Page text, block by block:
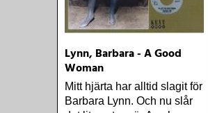
Lynn, Barbara - A Good
Woman
Mitt hjärta har alltid slagit för
Barbara Lynn. Och nu slår